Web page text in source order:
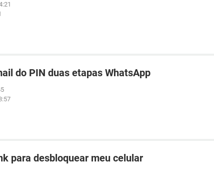
do PIN duas etapas WhatsApp
para desbloquear meu celular